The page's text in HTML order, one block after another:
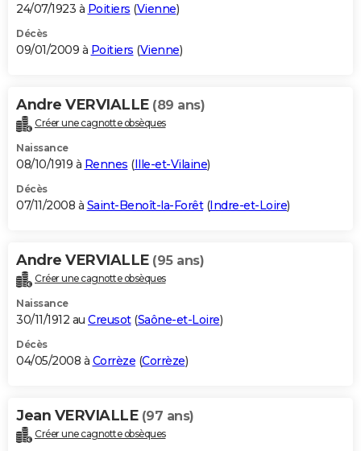
24/07/1923 à Poitiers (Vienne)
Décès
09/01/2009 à Poitiers (Vienne)
Andre VERVIALLE (89 ans)
Créer une cagnotte obsèques
Naissance
08/10/1919 à Rennes (Ille-et-Vilaine)
Décès
07/11/2008 à Saint-Benoît-la-Forêt(Indre-et-Loire)
Andre VERVIALLE (95 ans)
Créer une cagnotte obsèques
Naissance
30/11/1912 au Creusot(Saône-et-Loire)
Décès
04/05/2008 à Corrèze (Corrèze)
Jean VERVIALLE (97 ans)
Créer une cagnotte obsèques